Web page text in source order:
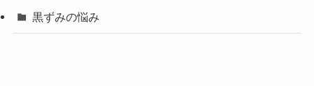
黒ずみの悩み